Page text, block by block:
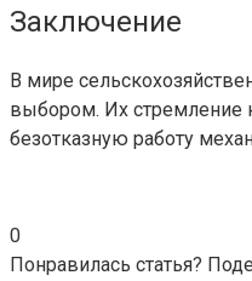
Заключение
В мире
выбором. Их стремление
безотказную работу
0
Понравилась статья?